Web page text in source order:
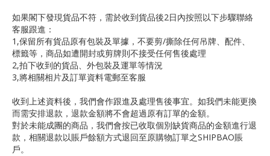
如果閣下發現貨品不符，需於收到貨品後2日內按照以下步驟聯絡
客服跟進：
1,保留所有貨品原有包裝及單據，不要剪/撕除任何吊牌、配件、
標籤等，商品如遭開封或剪牌則不接受任何售後處理
2,拍下收到的貨品、外包裝及運單等情況
3,將相關相片及訂單資料電郵至客服
收到上述資料後，我們會作跟進及處理售後事宜。如我們未能更換
而需安排退款，退款金額將不會超過原有訂單的金額。
對於未能成團的商品，我們會按已收取個別缺貨商品的金額進行退
款，相關退款以賬戶餘額方式退回至原購物訂單之SHIPBAO賬
戶。